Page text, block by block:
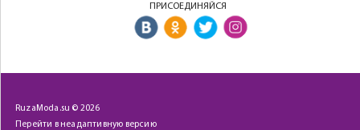
ПРИСОЕДИНЯЙСЯ
RuzaModa.su © 2026
Перейти в неадаптивную версию